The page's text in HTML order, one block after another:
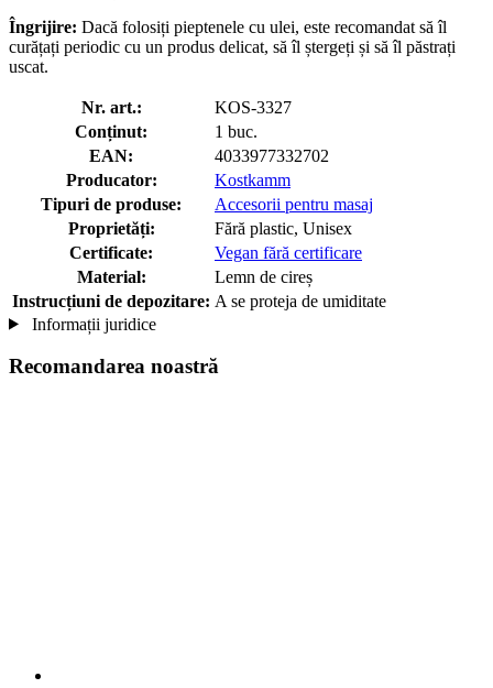
Îngrijire: Dacă folosiți pieptenele cu ulei, este recomandat să îl
curățați periodic cu un produs delicat, să îl ștergeți și să îl păstrați
uscat.
Nr. art.:
KOS-3327
Conținut:
1 buc.
EAN:
4033977332702
Producator:
Kostkamm
Tipuri de produse:
Accesorii pentru masaj
Proprietăți:
Fără plastic, Unisex
Certificate:
Vegan fără certificare
Material:
Lemn de cireș
Instrucțiuni de depozitare: A se proteja de umiditate
Informații juridice
Recomandarea noastră